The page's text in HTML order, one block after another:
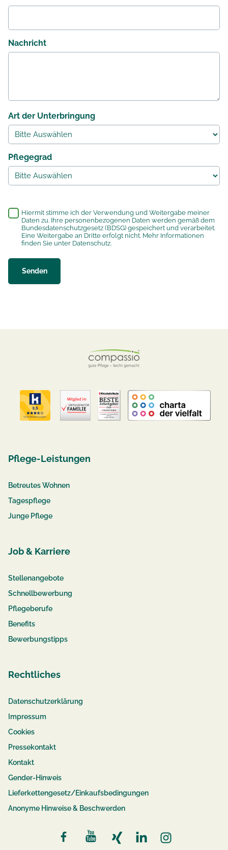
Nachricht
Art der Unterbringung
Pflegegrad
Hiermit stimme ich der Verwendung und Weitergabe meiner
Daten zu. Ihre personenbezogenen Daten werden gemäß dem
Bundesdatenschutzgesetz (BDSG) gespeichert und verarbeitet.
Eine Weitergabe an Dritte erfolgt nicht. Mehr Informationen
finden Sie unter Datenschutz.
Pflege-Leistungen
Betreutes Wohnen
Tagespflege
Junge Pflege
Job & Karriere
Stellenangebote
Schnellbewerbung
Pflegeberufe
Benefits
Bewerbungstipps
Rechtliches
Datenschutzerklärung
Impressum
Cookies
Pressekontakt
Kontakt
Gender-Hinweis
Lieferkettengesetz/Einkaufsbedingungen
Anonyme Hinweise & Beschwerden